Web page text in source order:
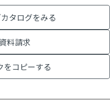
タログをみる
資料請求
をコピーする